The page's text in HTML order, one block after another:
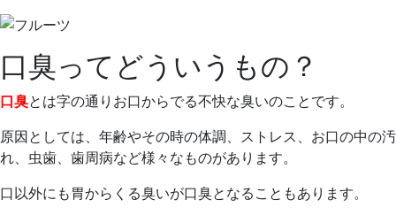
口臭ってどういうもの？
口臭とは字の通りお口からでる不快な臭いのことです。
原因としては、年齢やその時の体調、ストレス、お口の中の汚
れ、虫歯、歯周病など様々なものがあります。
口以外にも胃からくる臭いが口臭となることもあります。